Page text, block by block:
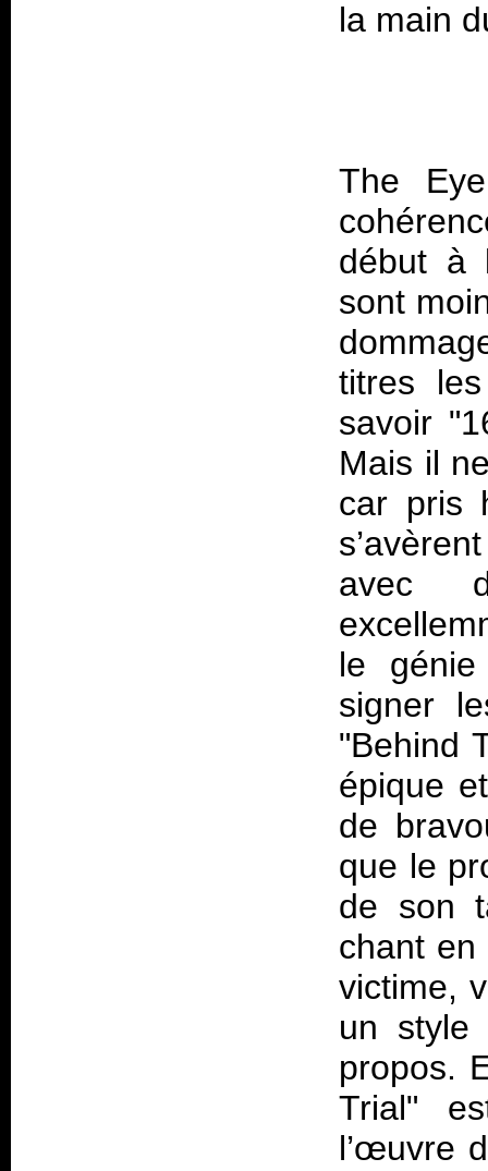
The Eye
début à
sont
titres
savoir
Mais il
car pris
avec
le
signer
"Behind
épique
de
que le
de son
chant en
victime,
un style
propos.
Trial"
l’œuvre